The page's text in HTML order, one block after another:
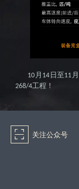
10 月 14 日至11 月
268/4工程！
򰀁 关注公众号